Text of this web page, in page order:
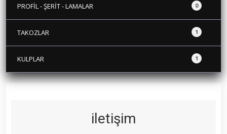
0
PROFİL - ŞERİT - LAMALAR
1
TAKOZLAR
1
KULPLAR
iletişim